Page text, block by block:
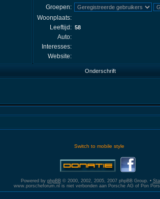
Groepen:
Woonplaats:
Leeftijd: 58
Auto:
Interesses:
Website:
Onderschrift
Switch to mobile style
Powered by phpBB© 2000, 2002, 2005, 2007 phpBB Group. •
www.porscheforum.nl is niet verbonden aan Porsche AG of Pon